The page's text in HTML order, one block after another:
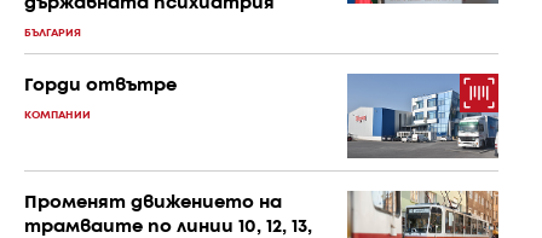
държавната психиатрия
БЪЛГАРИЯ
Горди отвътре
КОМПАНИИ
Променят движението на
трамваите по линии 10, 12, 13,